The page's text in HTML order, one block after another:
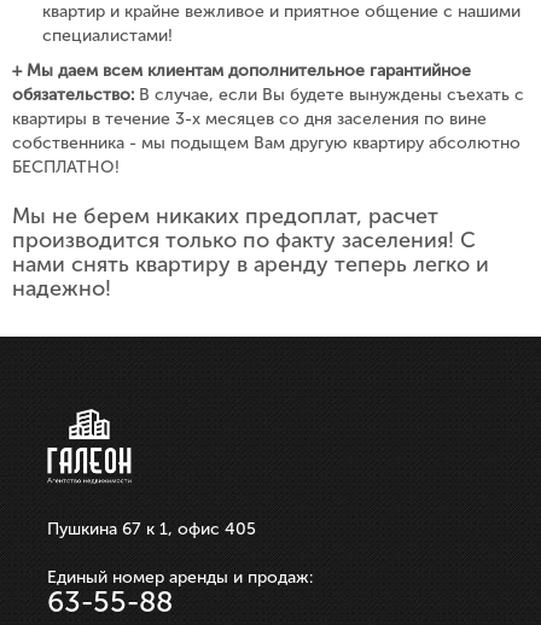
квартир и крайне вежливое и приятное общение с нашими
специалистами!
+ Мы даем всем клиентам дополнительное гарантийное
обязательство: В случае, если Вы будете вынуждены съехать с
квартиры в течение 3-х месяцев со дня заселения по вине
собственника - мы подыщем Вам другую квартиру абсолютно
БЕСПЛАТНО!
Мы не берем никаких предоплат, расчет
производится только по факту заселения! С
нами снять квартиру в аренду теперь легко и
надежно!
Пушкина 67 к 1, офис 405
Единый номер аренды и продаж:
63-55-88